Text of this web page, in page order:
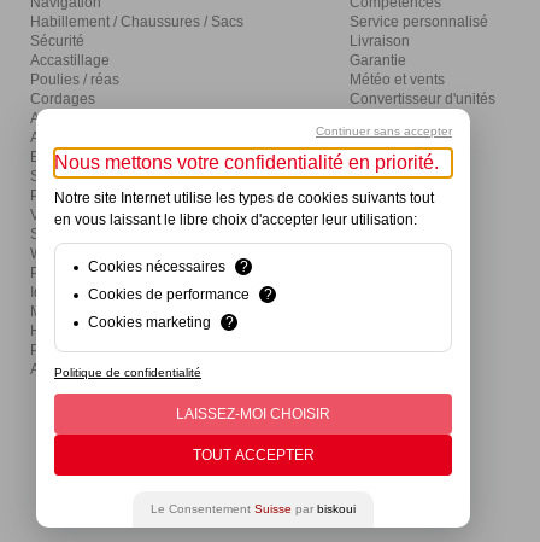
Habillement / Chaussures / Sacs
Sécurité
Accastillage
Poulies / réas
Cordages
Amarrage / mouillage / moteurs
Aménagement
Eclairage / électricité
Sanitaires / pompes
Produits d'entretien
Visser / coller / outils
Ski nautique / wake / fun / SUP
Wind / Surf / Foil
Pêche
Idées cadeaux et activités
Mon premier bateau
Hivernage
Produits de divertissement
Actions
Service personnalisé
Livraison
Garantie
Météo et vents
Convertisseur d'unités
Distribution
Continuer sans accepter
Nous mettons votre confidentialité en priorité.
Notre site Internet utilise les types de cookies suivants tout
en vous laissant le libre choix d'accepter leur utilisation:
Cookies nécessaires
?
Cookies de performance
?
Cookies marketing
?
Politique de confidentialité
LAISSEZ-MOI CHOISIR
TOUT ACCEPTER
Le Consentement Suisse par biskoui